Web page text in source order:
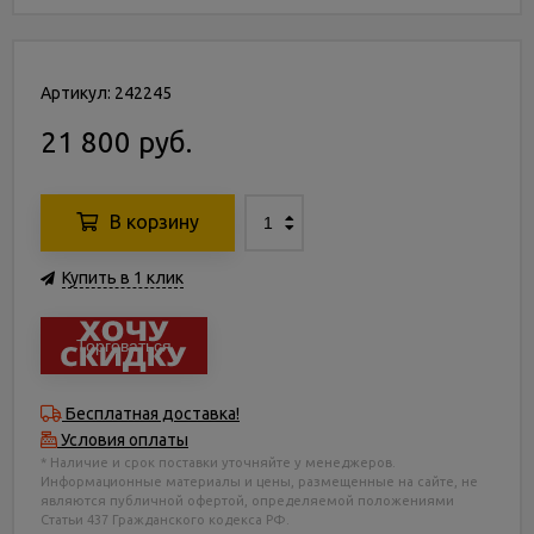
Артикул: 242245
21 800 руб.
В корзину
Купить в 1 клик
Торговаться
Бесплатная доставка!
Условия оплаты
* Наличие и срок поставки уточняйте у менеджеров.
Информационные материалы и цены, размещенные на сайте, не
являются публичной офертой, определяемой положениями
Статьи 437 Гражданского кодекса РФ.